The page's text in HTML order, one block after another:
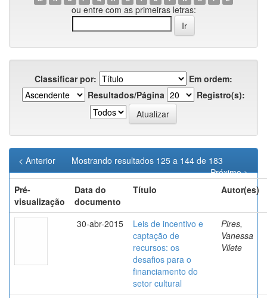
ou entre com as primeiras letras:
Classificar por:
Em ordem:
Resultados/Página
Registro(s):
Mostrando resultados 125 a 144 de 183
< Anterior
Próximo >
Pré-
visualização
Data do
documento
Título Autor(es)
30-abr-2015
Leis de incentivo e
captação de
recursos: os
desafios para o
financiamento do
setor cultural
Pires,
Vanessa
Vilete